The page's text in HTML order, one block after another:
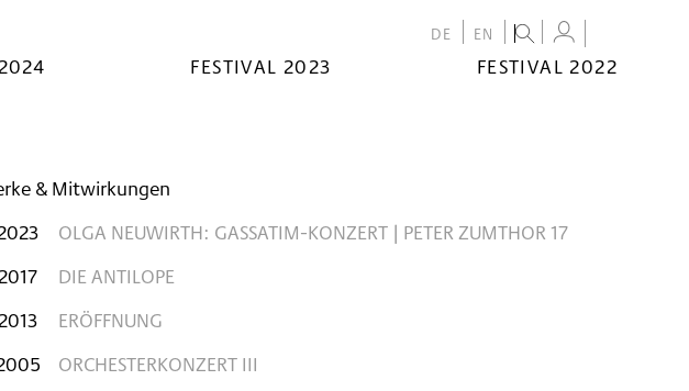
DE EN
FESTIVAL 2023 FESTIVAL 2022
& Mitwirkungen
OLGA NEUWIRTH: GASSATIM-KONZERT | PETER ZUMTHOR 17
2017
DIE ANTILOPE
2013
ERÖFFNUNG
ORCHESTERKONZERT III